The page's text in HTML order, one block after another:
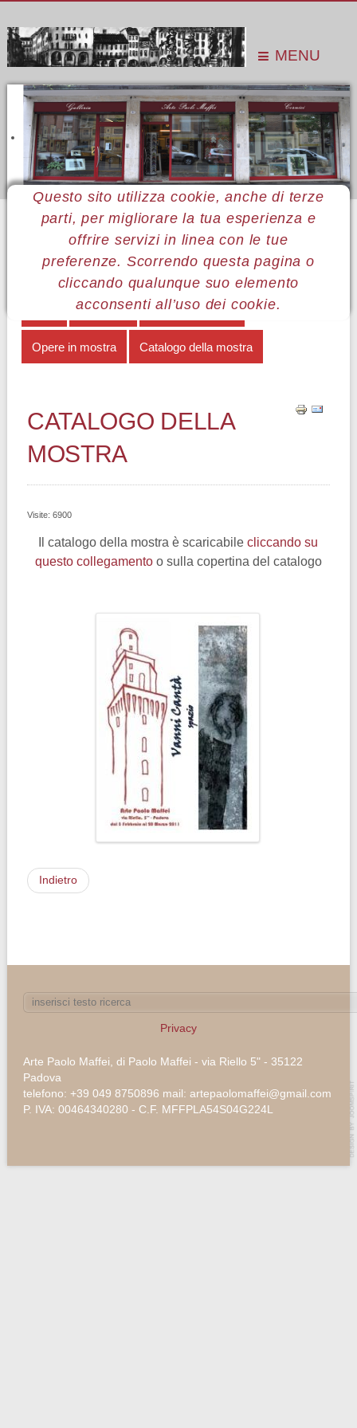
MENU
Questo sito utilizza cookie, anche di terze
parti, per migliorare la tua esperienza e
offrire servizi in linea con le tue
preferenze. Scorrendo questa pagina o
cliccando qualunque suo elemento
acconsenti all’uso dei cookie.
Sei qui: Home Le mostre Mostre 2011
Vanni Cantà
Catalogo della mostra
MENÙ VANNI CANTÀ
Una nota Note biografiche
Opere in mostra Catalogo della mostra
CATALOGO DELLA
MOSTRA
Visite: 6900
Il catalogo della mostra è scaricabilecliccando su
questo collegamento o sulla copertina del catalogo
Indietro
Privacy
Arte Paolo Maffei, di Paolo Maffei - via Riello 5" - 35122
Padova
telefono: +39 049 8750896 mail: artepaolomaffei@gmail.com
P. IVA: 00464340280 - C.F. MFFPLA54S04G224L